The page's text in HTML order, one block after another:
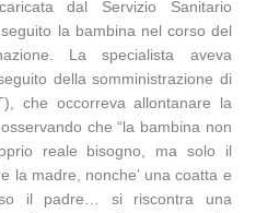
dal Servizio Sanitario
la bambina nel corso del
La specialista aveva
della somministrazione di
che occorreva allontanare la
che “la bambina non
reale bisogno, ma solo il
la madre, nonche’ una coatta e
il padre… si riscontra una